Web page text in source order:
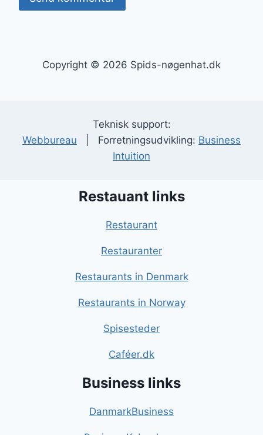
Copyright © 2026 Spids-nøgenhat.dk
Teknisk support:
Webbureau | Forretningsudvikling: Business
Intuition
Restauant links
Restaurant
Restauranter
Restaurants in Denmark
Restaurants in Norway
Spisesteder
Caféer.dk
Business links
DanmarkBusiness